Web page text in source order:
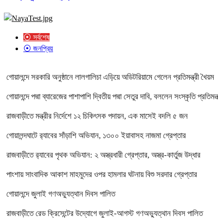
⦿ সর্বশেষ
⦿ জনপ্রিয়
গোয়ালন্দে সরকারি অনুষ্ঠানে লালগালিচা এড়িয়ে অডিটরিয়ামে গেলেন প্রতিমন্ত্রী খৈয়ম
গোয়ালন্দে পদ্মা ব্যারেজের পাশাপাশি দ্বিতীয় পদ্মা সেতুর দাবি, বললেন সংস্কৃতি
রাজবাড়ীতে মন্ত্রীর নির্দেশে ১২ চিকিৎসক পদায়ন, এক মাসেই বদলি ৫ জন
গোয়ালন্দঘাটে র‌্যাবের সাঁড়াশি অভিযান, ১৩০০ ইয়াবাসহ নাজমা গ্রেপ্তার
রাজবাড়ীতে র‌্যাবের পৃথক অভিযান: ২ অস্ত্রধারী গ্রেপ্তার, অস্ত্র-কার্তুজ উদ্ধার
পাংশায় সাংবাদিক আকাশ মাহমুদের ওপর হামলার ঘটনায় বিশু সরদার গ্রেপ্তার
গোয়ালন্দে জুলাই গণঅভ্যুত্থান দিবস পালিত
রাজবাড়ীতে রেড ক্রিসেন্টের উদ্যোগে জুলাই-আগস্ট গণঅভ্যুত্থান দিবস পালিত